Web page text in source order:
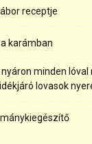
receptje
karámban
nyáron minden
lovasok